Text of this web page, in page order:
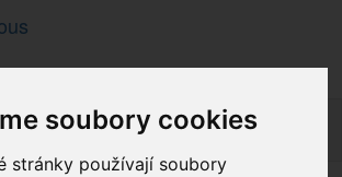
soubory cookies
stránky používají soubory